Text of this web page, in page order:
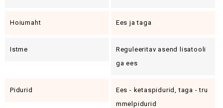
Hoiumaht Ees ja taga
Istme
Reguleeritav asend lisatooli
ga ees
Pidurid
Ees - ketaspidurid, taga - tru
mmelpidurid